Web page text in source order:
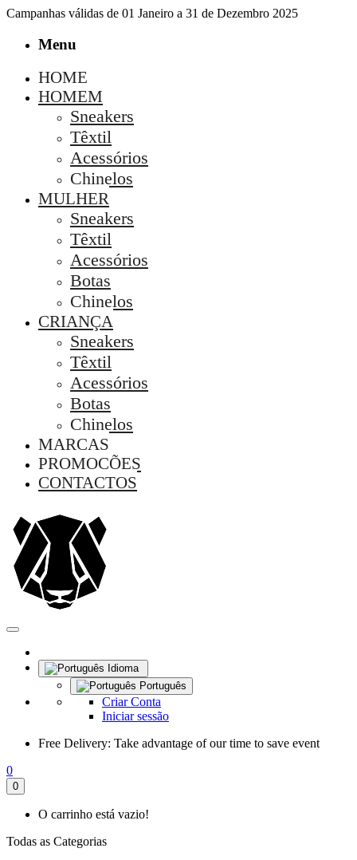
Campanhas válidas de 01 Janeiro a 31 de Dezembro 2025
Menu
HOME
HOMEM
Sneakers
Têxtil
Acessórios
Chinelos
MULHER
Sneakers
Têxtil
Acessórios
Botas
Chinelos
CRIANÇA
Sneakers
Têxtil
Acessórios
Botas
Chinelos
MARCAS
PROMOÇÕES
CONTACTOS
Idioma
Português
Criar Conta
Iniciar sessão
Free Delivery: Take advantage of our time to save event
0
0
O carrinho está vazio!
Todas as Categorias